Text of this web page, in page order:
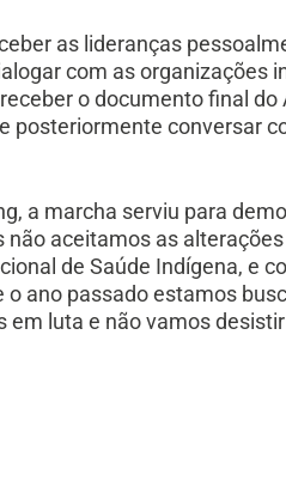
as lideranças
com as organizações
o documento final
posteriormente conversar
a marcha serviu para
não aceitamos as
de Saúde Indígena, e
ano passado estamos
luta e não vamos